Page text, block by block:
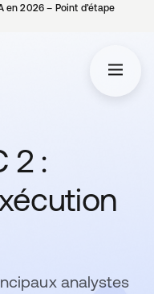
en 2026 – Point d’étape
2 :
analystes